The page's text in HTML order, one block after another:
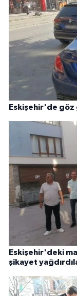
Eskişehir'de
Eskişehir'deki
şikayet